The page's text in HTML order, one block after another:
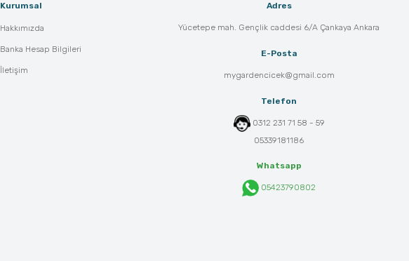
Kurumsal
Hakkımızda
Banka Hesap Bilgileri
İletişim
Adres
Yücetepe mah. Gençlik caddesi 6/A Çankaya Ankara
E-Posta
mygardencicek@gmail.com
Telefon
0312 231 71 58 - 59
05339181186
Whatsapp
05423790802